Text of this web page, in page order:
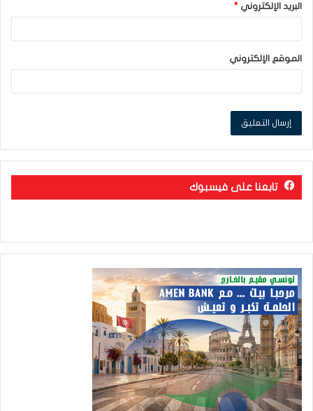
البريد الإلكتروني *
الموقع الإلكتروني
تابعنا على فيسبوك